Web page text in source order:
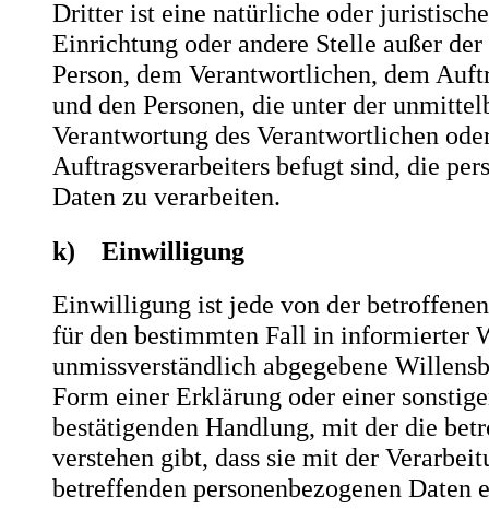
Dritter ist eine natürliche oder
Einrichtung oder andere Stelle außer
Person, dem Verantwortlichen, dem
und den Personen, die unter der
Verantwortung des Verantwortlichen
Auftragsverarbeiters befugt sind, die
Daten zu verarbeiten.
k) Einwilligung
Einwilligung ist jede von der
für den bestimmten Fall in informierter
unmissverständlich abgegebene
Form einer Erklärung oder einer
bestätigenden Handlung, mit der die
verstehen gibt, dass sie mit der
betreffenden personenbezogenen Daten